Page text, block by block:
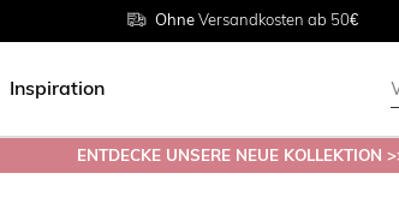
OhneVersandkosten ab 50€
Grösse38 - 54
Rückgabe innerhalb 30 Tagen
Inspiration
ENTDECKE UNSERE NEUE KOLLEKTION